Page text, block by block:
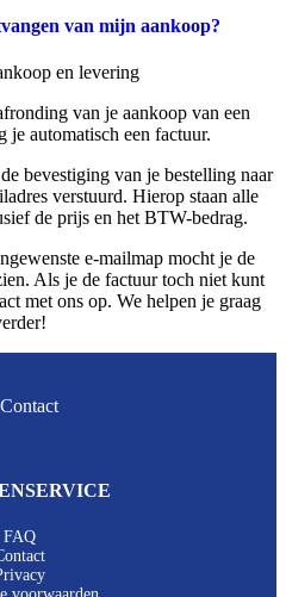
van mijn aankoop?
en levering
van je aankoop van een
je automatisch een factuur.
bevestiging van je bestelling naar
verstuurd. Hierop staan alle
de prijs en het BTW-bedrag.
e-mailmap mocht je de
Als je de factuur toch niet kunt
met ons op. We helpen je graag
FAQ